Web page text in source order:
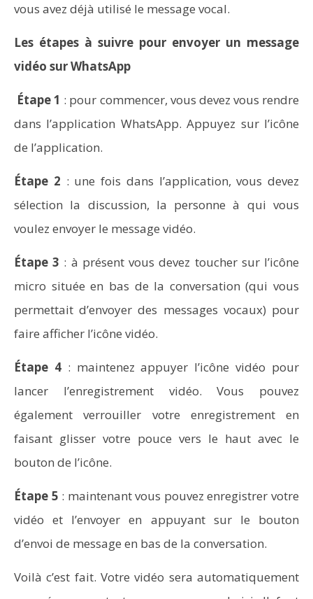
Aspirateurs ECOVACS : Top 9 des meilleurs modèles de
Comment programmer l’arrêt automatique de son pc
sous Windows 10 ?
Aspirateurs Xiaomi : Top 11 des meilleurs modèles de
la marque
vous avez déjà utilisé le message vocal.
Les étapes à suivre pour envoyer un message
vidéo sur WhatsApp
Étape 1 : pour commencer, vous devez vous rendre
dans l’application WhatsApp. Appuyez sur l’icône
de l’application.
Étape 2 : une fois dans l’application, vous devez
sélection la discussion, la personne à qui vous
voulez envoyer le message vidéo.
Étape 3 : à présent vous devez toucher sur l’icône
micro située en bas de la conversation (qui vous
permettait d’envoyer des messages vocaux) pour
faire afficher l’icône vidéo.
Étape 4: maintenez appuyer l’icône vidéo pour
lancer l’enregistrement vidéo. Vous pouvez
également verrouiller votre enregistrement en
faisant glisser votre pouce vers le haut avec le
bouton de l’icône.
Étape 5 : maintenant vous pouvez enregistrer votre
vidéo et l’envoyer en appuyant sur le bouton
d’envoi de message en bas de la conversation.
Voilà c’est fait. Votre vidéo sera automatiquement